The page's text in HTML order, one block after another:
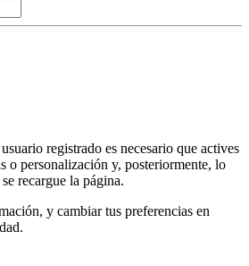
registrado es necesario que actives
o personalización y, posteriormente, lo
recargue la página.
y cambiar tus preferencias en
.